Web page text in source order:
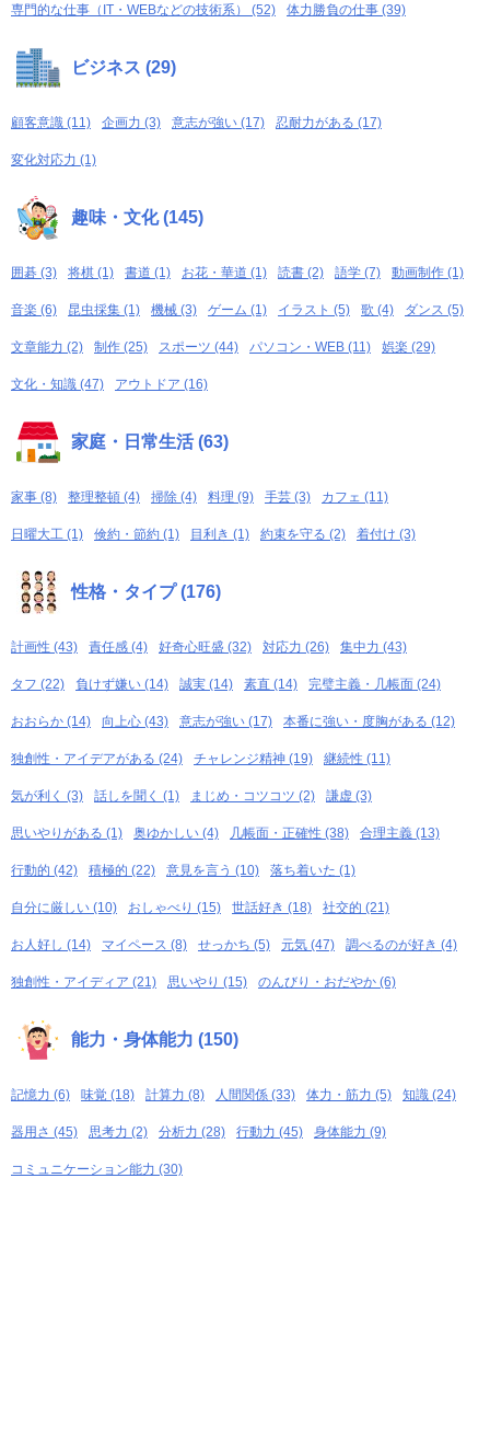
専門的な仕事（IT・WEBなどの技術系） (52) 体力勝負の仕事 (39)
ビジネス (29)
顧客意識 (11) 企画力 (3) 意志が強い (17) 忍耐力がある (17)
変化対応力 (1)
趣味・文化 (145)
囲碁 (3) 将棋 (1) 書道 (1) お花・華道 (1) 読書 (2) 語学 (7) 動画制作 (1)
音楽 (6) 昆虫採集 (1) 機械 (3) ゲーム (1) イラスト (5) 歌 (4) ダンス (5)
文章能力 (2) 制作 (25) スポーツ (44) パソコン・WEB (11) 娯楽 (29)
文化・知識 (47) アウトドア (16)
家庭・日常生活 (63)
家事 (8) 整理整頓 (4) 掃除 (4) 料理 (9) 手芸 (3) カフェ (11)
日曜大工 (1) 倹約・節約 (1) 目利き (1) 約束を守る (2) 着付け (3)
性格・タイプ (176)
計画性 (43) 責任感 (4) 好奇心旺盛 (32) 対応力 (26) 集中力 (43)
タフ (22) 負けず嫌い (14) 誠実 (14) 素直 (14) 完璧主義・几帳面 (24)
おおらか (14) 向上心 (43) 意志が強い (17) 本番に強い・度胸がある (12)
独創性・アイデアがある (24) チャレンジ精神 (19) 継続性 (11)
気が利く (3) 話しを聞く (1) まじめ・コツコツ (2) 謙虚 (3)
思いやりがある (1) 奥ゆかしい (4) 几帳面・正確性 (38) 合理主義 (13)
行動的 (42) 積極的 (22) 意見を言う (10) 落ち着いた (1)
自分に厳しい (10) おしゃべり (15) 世話好き (18) 社交的 (21)
お人好し (14) マイペース (8) せっかち (5) 元気 (47) 調べるのが好き (4)
独創性・アイディア (21) 思いやり (15) のんびり・おだやか (6)
能力・身体能力 (150)
記憶力 (6) 味覚 (18) 計算力 (8) 人間関係 (33) 体力・筋力 (5) 知識 (24)
器用さ (45) 思考力 (2) 分析力 (28) 行動力 (45) 身体能力 (9)
コミュニケーション能力 (30)